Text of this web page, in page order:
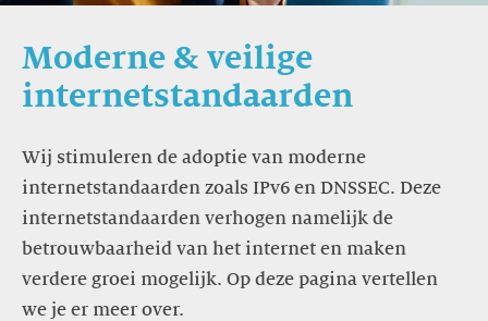
Moderne & veilige
internetstandaarden
Wij stimuleren de adoptie van moderne
internetstandaarden zoals IPv6 en DNSSEC. Deze
internetstandaarden verhogen namelijk de
betrouwbaarheid van het internet en maken
verdere groei mogelijk. Op deze pagina vertellen
we je er meer over.